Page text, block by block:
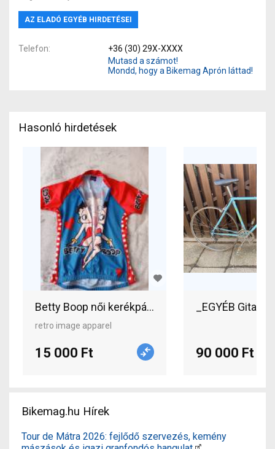
AZ ELADÓ EGYÉB HIRDETÉSEI
Telefon
+36 (30) 29X-XXXX
Mutasd a számot!
Mondd, hogy a Bikemag Aprón láttad!
Hasonló hirdetések
Betty Boop női kerékpáros mez
retro image apparel
15 000 Ft
_EGYÉB
90 000 Ft
Bikemag.hu Hírek
Tour de Mátra 2026: fejlődő szervezés, kemény